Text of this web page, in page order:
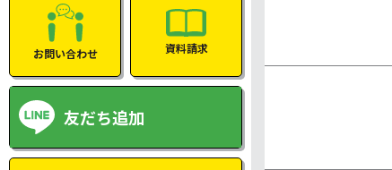
お問い合わせ 資料請求
友だち追加